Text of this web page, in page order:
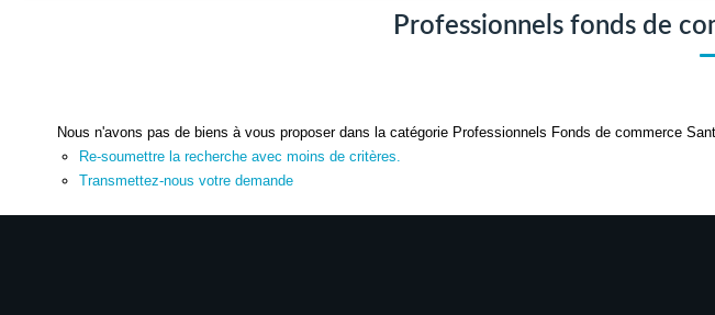
Professionnels fonds de
Nous n'avons pas de biens à vous proposer dans la catégorie Professionnels Fonds de commerce
Re-soumettre la recherche avec moins de critères.
Transmettez-nous votre demande